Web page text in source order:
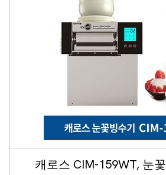
캐로스 CIM-159WT, 눈